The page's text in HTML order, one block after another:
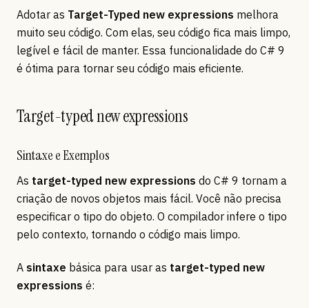
Adotar as Target-Typed new expressions melhora
muito seu código. Com elas, seu código fica mais limpo,
legível e fácil de manter. Essa funcionalidade do C# 9
é ótima para tornar seu código mais eficiente.
Target-typed new expressions
Sintaxe e Exemplos
As target-typed new expressions do C# 9 tornam a
criação de novos objetos mais fácil. Você não precisa
especificar o tipo do objeto. O compilador infere o tipo
pelo contexto, tornando o código mais limpo.
A sintaxe básica para usar as target-typed new
expressions é: